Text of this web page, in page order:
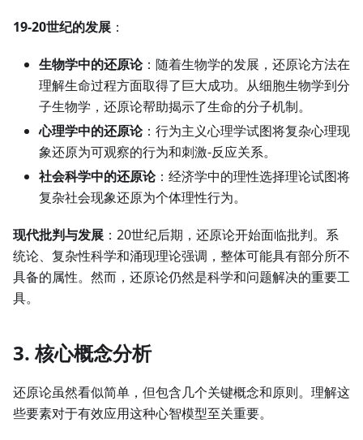
19-20世纪的发展 ：
生物学中的还原论：随着生物学的发展，还原论方法在
理解生命过程方面取得了巨大成功。从细胞生物学到分
子生物学，还原论帮助揭示了生命的分子机制。
心理学中的还原论：行为主义心理学试图将复杂心理现
象还原为可观察的行为和刺激-反应关系。
社会科学中的还原论：经济学中的理性选择理论试图将
复杂社会现象还原为个体理性行为。
现代批判与发展 ：20世纪后期，还原论开始面临批判。系
统论、复杂性科学和涌现理论强调，整体可能具有部分所不
具备的属性。然而，还原论仍然是科学和问题解决的重要工
具。
3. 核心概念分析
还原论虽然看似简单，但包含几个关键概念和原则。理解这
些要素对于有效应用这种心智模型至关重要。